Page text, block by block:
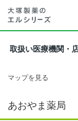
取扱い医療機関・
マップを見る
あおやま薬局